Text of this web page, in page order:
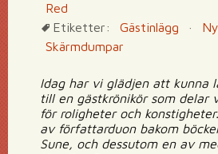
Red
Etiketter:
Gästinlägg ·
Skärmdumpar
Idag har vi glädjen att kunna
till en gästkrönikör som delar
för roligheter och
av författarduon bakom
Sune, och dessutom en av